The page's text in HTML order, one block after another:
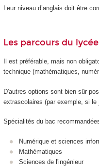
Leur niveau d’anglais doit être
Les parcours du lycée
Il est préférable, mais non
technique (mathématiques,
D'autres options sont bien sûr
extrascolaires (par exemple, si le
Spécialités du bac
Numérique et sciences
Mathématiques
Sciences de l'ingénieur